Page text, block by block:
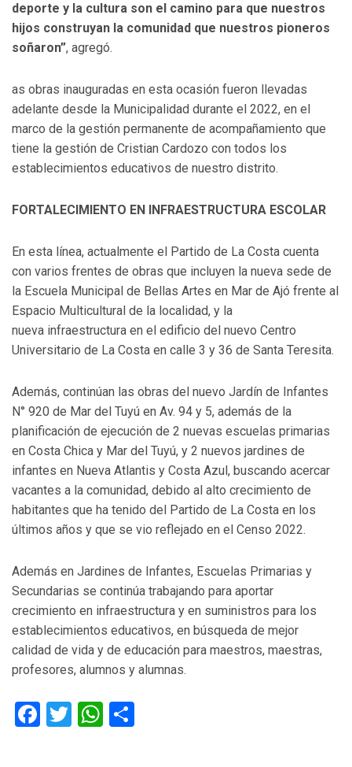
deporte y la cultura son el camino para que nuestros
hijos construyan la comunidad que nuestros pioneros
soñaron”, agregó.
as obras inauguradas en esta ocasión fueron llevadas
adelante desde la Municipalidad durante el 2022, en el
marco de la gestión permanente de acompañamiento que
tiene la gestión de Cristian Cardozo con todos los
establecimientos educativos de nuestro distrito.
FORTALECIMIENTO EN INFRAESTRUCTURA ESCOLAR
En esta línea, actualmente el Partido de La Costa cuenta
con varios frentes de obras que incluyen la nueva sede de
la Escuela Municipal de Bellas Artes en Mar de Ajó frente al
Espacio Multicultural de la localidad, y la
nueva infraestructura en el edificio del nuevo Centro
Universitario de La Costa en calle 3 y 36 de Santa Teresita.
Además, continúan las obras del nuevo Jardín de Infantes
N° 920 de Mar del Tuyú en Av. 94 y 5, además de la
planificación de ejecución de 2 nuevas escuelas primarias
en Costa Chica y Mar del Tuyú, y 2 nuevos jardines de
infantes en Nueva Atlantis y Costa Azul, buscando acercar
vacantes a la comunidad, debido al alto crecimiento de
habitantes que ha tenido del Partido de La Costa en los
últimos años y que se vio reflejado en el Censo 2022.
Además en Jardines de Infantes, Escuelas Primarias y
Secundarias se continúa trabajando para aportar
crecimiento en infraestructura y en suministros para los
establecimientos educativos, en búsqueda de mejor
calidad de vida y de educación para maestros, maestras,
profesores, alumnos y alumnas.
Facebook
TwitterWhatsApp